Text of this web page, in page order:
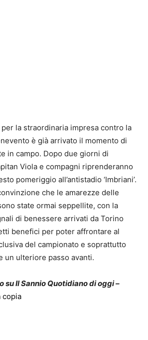
la straordinaria impresa contro la
è già arrivato il momento di
in campo. Dopo due giorni di
Viola e compagni riprenderanno
pomeriggio all’antistadio ‘Imbriani’.
che le amarezze delle
state ormai seppellite, con la
di benessere arrivati da Torino
benefici per poter affrontare al
del campionato e soprattutto
un ulteriore passo avanti.
su Il Sannio Quotidiano di oggi –
copia